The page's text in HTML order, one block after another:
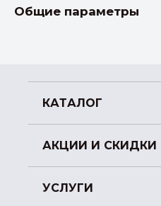
Общие параметры
КАТАЛОГ
АКЦИИ И СКИДКИ
УСЛУГИ